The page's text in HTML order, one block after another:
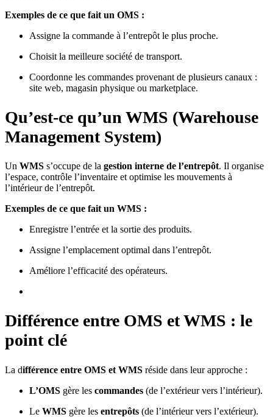
Exemples de ce que fait un OMS :
Assigne la commande à l’entrepôt le plus proche.
Choisit la meilleure société de transport.
Coordonne les commandes provenant de plusieurs canaux :
site web, magasin physique ou marketplace.
Qu’est-ce qu’un WMS (Warehouse
Management System)
Un WMS s’occupe de la gestion interne de l’entrepôt. Il organise
l’espace, contrôle l’inventaire et optimise les mouvements à
l’intérieur de l’entrepôt.
Exemples de ce que fait un WMS :
Enregistre l’entrée et la sortie des produits.
Assigne l’emplacement optimal dans l’entrepôt.
Améliore l’efficacité des opérateurs.
Différence entre OMS et WMS : le
point clé
La différence entre OMS et WMS réside dans leur approche :
L’OMS gère les commandes (de l’extérieur vers l’intérieur).
Le WMS gère les entrepôts (de l’intérieur vers l’extérieur).